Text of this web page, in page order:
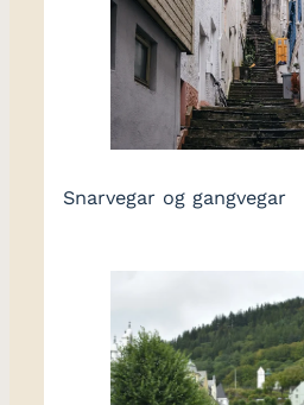
Snarvegar og gangvegar